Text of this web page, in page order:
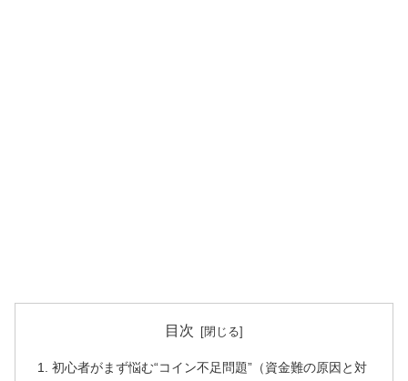
目次
初心者がまず悩む“コイン不足問題”（資金難の原因と対